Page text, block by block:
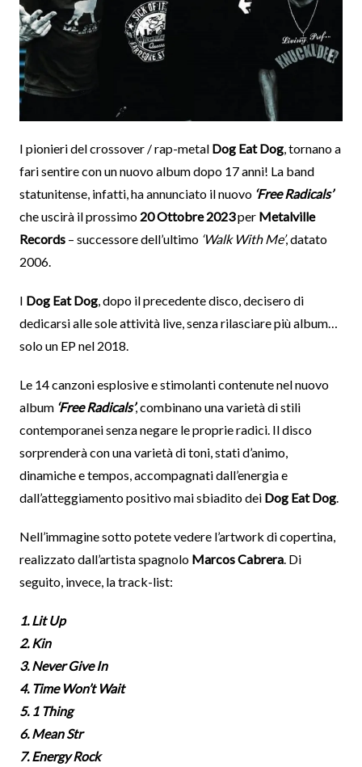
I pionieri del crossover / rap-metal Dog Eat Dog, tornano a
fari sentire con un nuovo album dopo 17 anni! La band
statunitense, infatti, ha annunciato il nuovo ‘Free Radicals’
che uscirà il prossimo 20 Ottobre 2023per Metalville
Records– successore dell’ultimo ‘Walk With Me’, datato
2006.
I Dog Eat Dog, dopo il precedente disco, decisero di
dedicarsi alle sole attività live, senza rilasciare più album…
solo un EP nel 2018.
Le 14 canzoni esplosive e stimolanti contenute nel nuovo
album ‘Free Radicals’, combinano una varietà di stili
contemporanei senza negare le proprie radici. Il disco
sorprenderà con una varietà di toni, stati d’animo,
dinamiche e tempos, accompagnati dall’energia e
dall’atteggiamento positivo mai sbiadito dei Dog Eat Dog.
Nell’immagine sotto potete vedere l’artwork di copertina,
realizzato dall’artista spagnolo Marcos Cabrera. Di
seguito, invece, la track-list:
1. Lit Up
2. Kin
3. Never Give In
4. Time Won’t Wait
5. 1 Thing
6. Mean Str
7. Energy Rock